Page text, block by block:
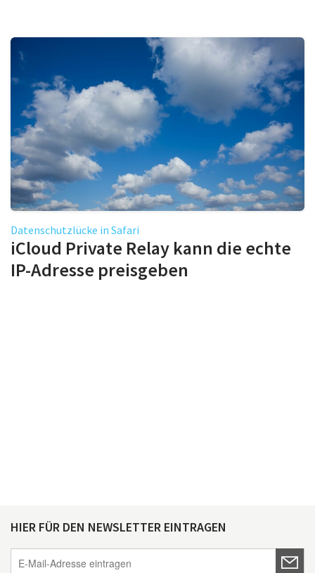
Datenschutzlücke in Safari
iCloud Private Relay kann die echte
IP-Adresse preisgeben
HIER FÜR DEN NEWSLETTER EINTRAGEN